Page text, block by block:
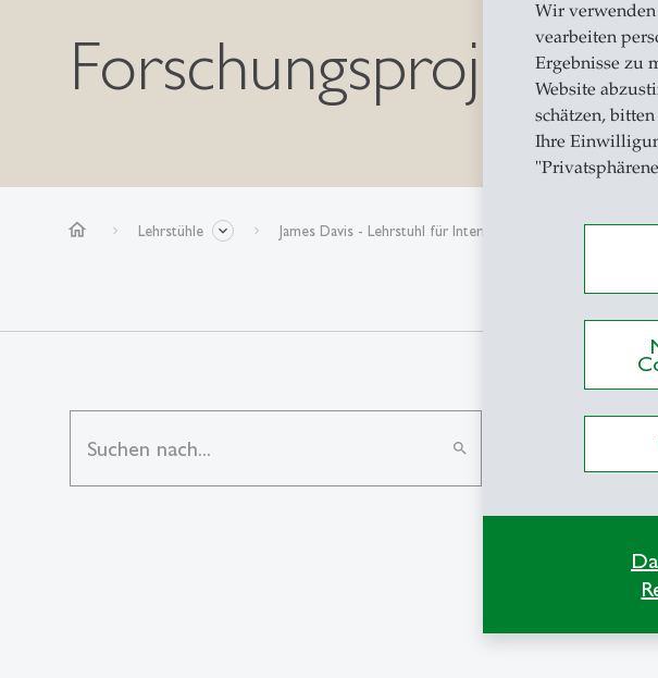
Wir
vearbeiten
Ergebnisse zu
Website
schätzen,
Ihre
Forschungsprojekte
home Lehrstühle James Davis - Lehrstuhl für Internationale Beziehungen
search